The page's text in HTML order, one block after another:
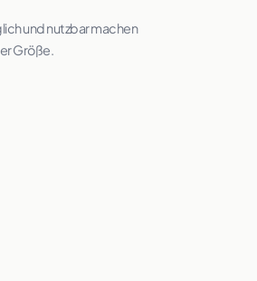
und nutzbar machen
Größe.